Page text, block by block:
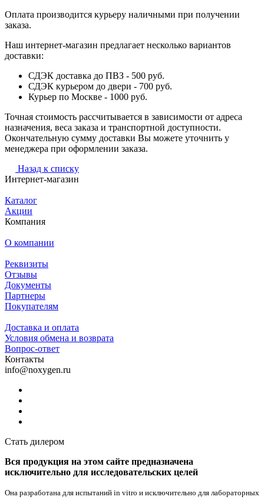
Оплата производится курьеру наличными при получении
заказа.
Наш интернет-магазин предлагает несколько вариантов
доставки:
СДЭК доставка до ПВЗ - 500 руб.
СДЭК курьером до двери - 700 руб.
Курьер по Москве - 1000 руб.
Точная стоимость рассчитывается в зависимости от адреса
назначения, веса заказа и транспортной доступности.
Окончательную сумму доставки Вы можете уточнить у
менеджера при оформлении заказа.
Назад к списку
Интернет-магазин
Каталог
Акции
Компания
О компании
Реквизиты
Отзывы
Документы
Партнеры
Покупателям
Доставка и оплата
Условия обмена и возврата
Вопрос-ответ
Контакты
info@noxygen.ru
Стать дилером
Вся продукция на этом сайте предназначена
исключительно для исследовательских целей
Она разработана для испытаний in vitro и исключительно для лабораторных